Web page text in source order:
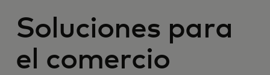
Soluciones para
el comercio